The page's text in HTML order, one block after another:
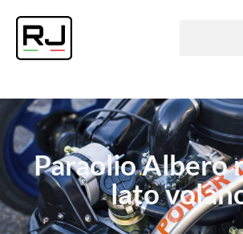
Paraolio Albero
lato